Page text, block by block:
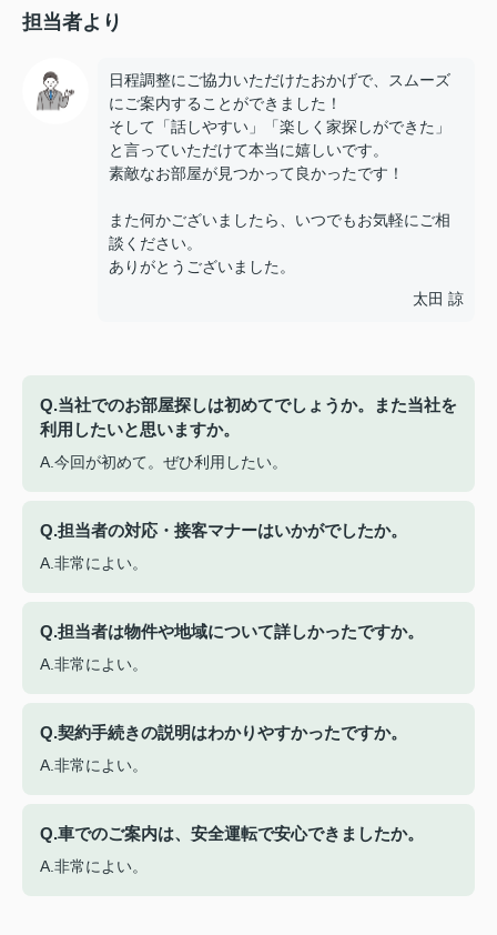
担当者より
日程調整にご協力いただけたおかげで、スムーズ
にご案内することができました！
そして「話しやすい」「楽しく家探しができた」
と言っていただけて本当に嬉しいです。
素敵なお部屋が見つかって良かったです！
また何かございましたら、いつでもお気軽にご相
談ください。
ありがとうございました。
太田 諒
Q.当社でのお部屋探しは初めてでしょうか。また当社を
利用したいと思いますか。
A.今回が初めて。ぜひ利用したい。
Q.担当者の対応・接客マナーはいかがでしたか。
A.非常によい。
Q.担当者は物件や地域について詳しかったですか。
A.非常によい。
Q.契約手続きの説明はわかりやすかったですか。
A.非常によい。
Q.車でのご案内は、安全運転で安心できましたか。
A.非常によい。